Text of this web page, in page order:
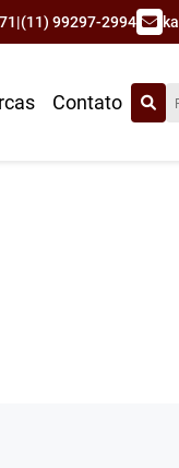
|(11) 99297-2994
Contato